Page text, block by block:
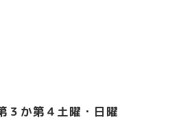
か第４土曜・日曜